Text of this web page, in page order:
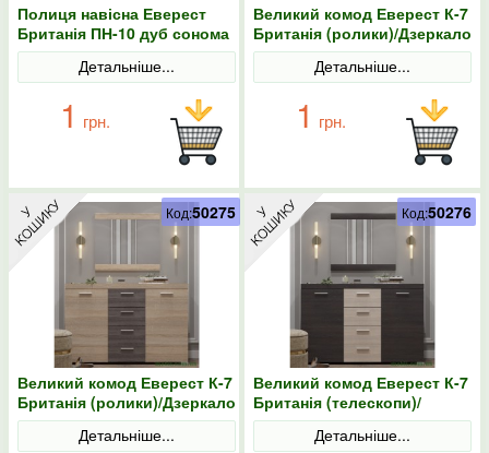
Полиця навісна Еверест
Британія ПН-10 дуб сонома
Детальніше...
1 грн.
Великий комод Еверест К-7
Британія (ролики)/Дзеркало
Британія венге/дуб
молочнийДетальніше...
1 грн.
Великий комод Еверест К-7
Британія (ролики)/Дзеркало
Британія сонома/трюфель
Детальніше...
Код:50275
Великий комод Еверест К-7
Британія (телескопи)/
Дзеркало Британія венге/
дуб молочнийДетальніше...
Код:50276